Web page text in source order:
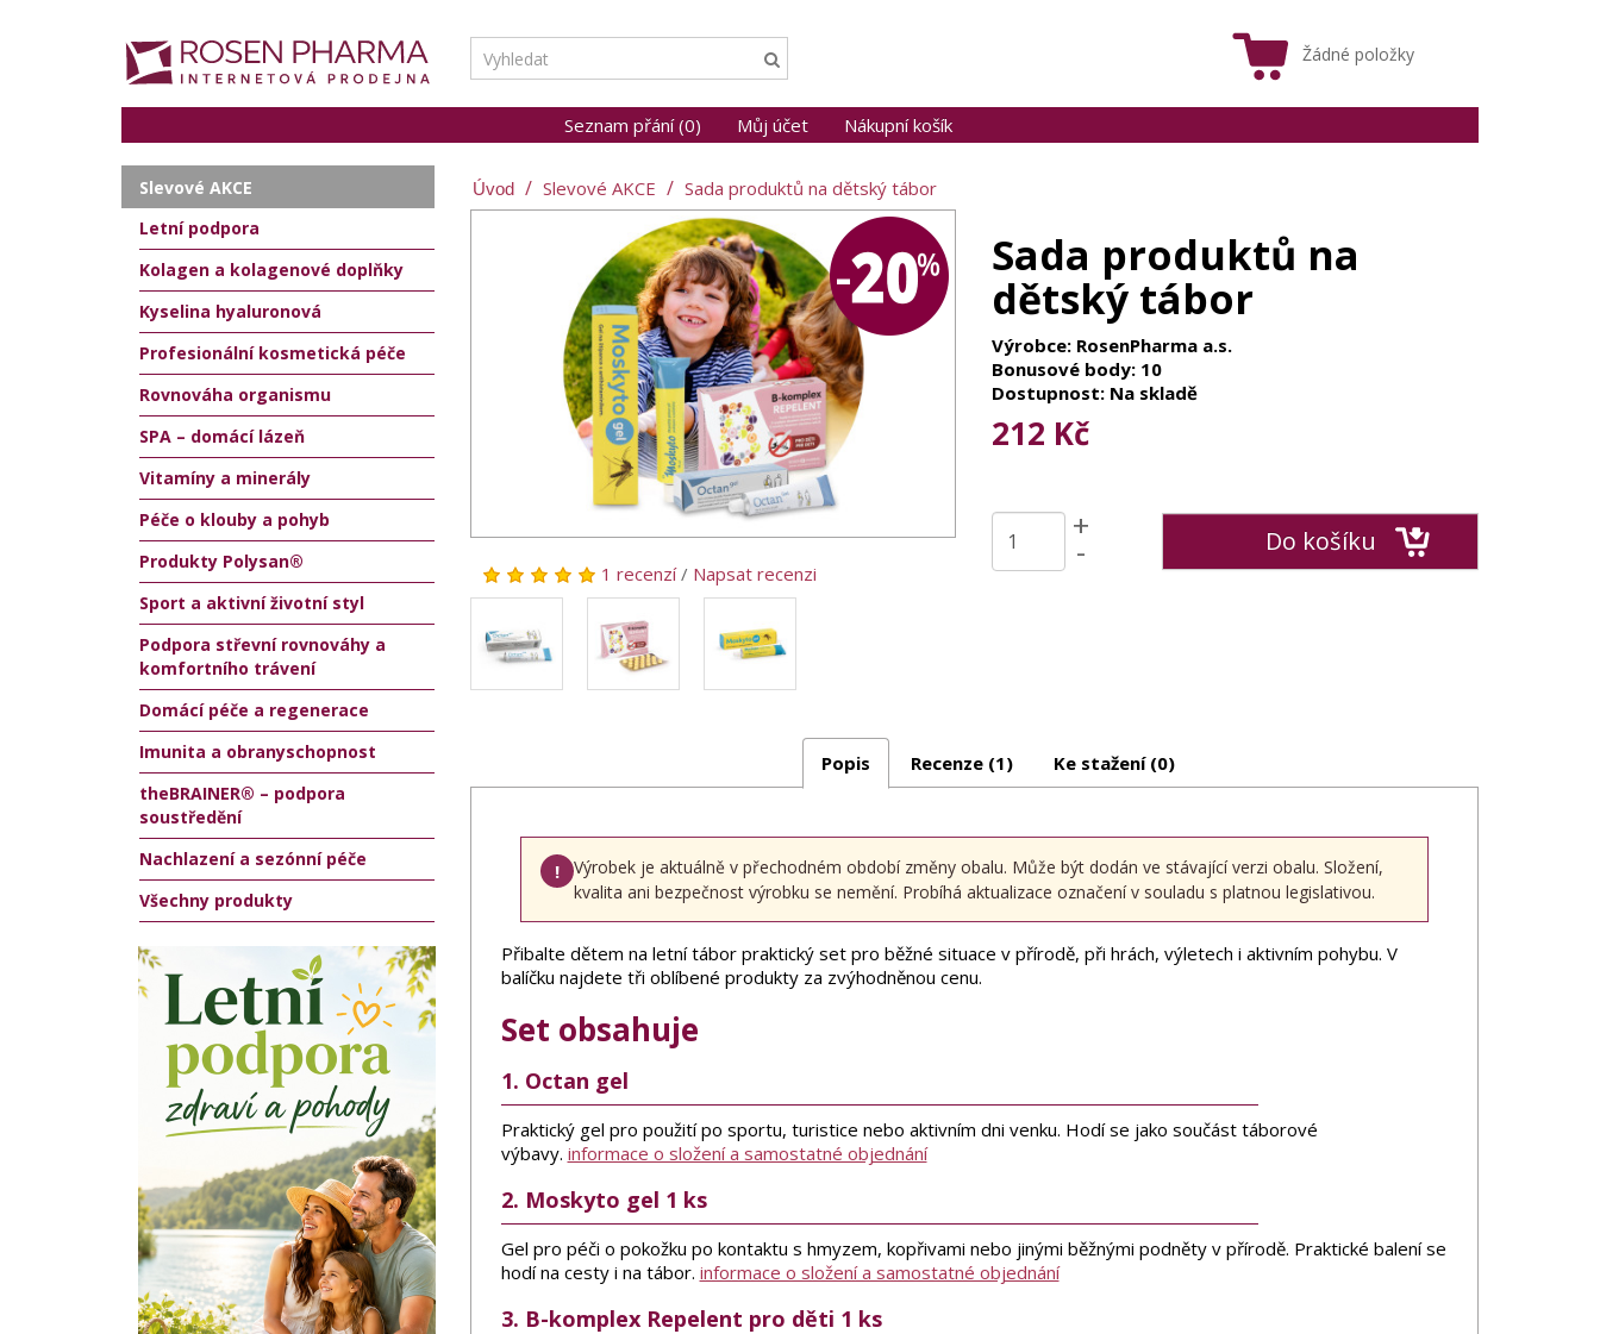
Žádné položky
Seznam přání (0) Můj účet Nákupní košík
Slevové AKCE Sada produktů na dětský tábor
Slevové AKCE
Letní podpora
Kolagen a kolagenové doplňky
Kyselina hyaluronová
Profesionální kosmetická péče
Rovnováha organismu
SPA – domácí lázeň
Vitamíny a minerály
Péče o klouby a pohyb
Produkty Polysan®
Sport a aktivní životní styl
Podpora střevní rovnováhy a
komfortního trávení
Domácí péče a regenerace
Imunita a obranyschopnost
theBRAINER® – podpora
soustředění
Nachlazení a sezónní péče
Všechny produkty
1 recenzí/ Napsat recenzi
Sada produktů na
dětský tábor
Výrobce: RosenPharma a.s.
Bonusové body: 10
Dostupnost: Na skladě
212 Kč
+
- Do košíku
Popis Recenze (1) Ke stažení (0)
!
Výrobek je aktuálně v přechodném období změny obalu. Může být dodán ve stávající verzi obalu. Složení,
kvalita ani bezpečnost výrobku se nemění. Probíhá aktualizace označení v souladu s platnou legislativou.
Přibalte dětem na letní tábor praktický set pro běžné situace v přírodě, při hrách, výletech i aktivním pohybu. V
balíčku najdete tři oblíbené produkty za zvýhodněnou cenu.
Set obsahuje
1. Octan gel
Praktický gel pro použití po sportu, turistice nebo aktivním dni venku. Hodí se jako součást táborové
výbavy. informace o složení a samostatné objednání
2. Moskyto gel 1 ks
Gel pro péči o pokožku po kontaktu s hmyzem, kopřivami nebo jinými běžnými podněty v přírodě. Praktické balení se
hodí na cesty i na tábor. informace o složení a samostatné objednání
3. B-komplex Repelent pro děti 1 ks